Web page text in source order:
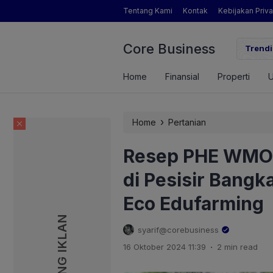
Tentang Kami Kontak Kebijakan
Core Business
Pertanian yang Dimaksud Mentan Amran?
Home Finansial Properti
Home › Pertanian
Resep PHE
di Pesisir
Eco Edufarming
syarif@corebusiness
16 Oktober 2024 11:39 . 2 min read